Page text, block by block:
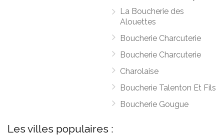
La Boucherie des
Alouettes
Boucherie Charcuterie
Boucherie Charcuterie
Charolaise
Boucherie Talenton Et Fils
Boucherie Gougue
Les villes populaires :